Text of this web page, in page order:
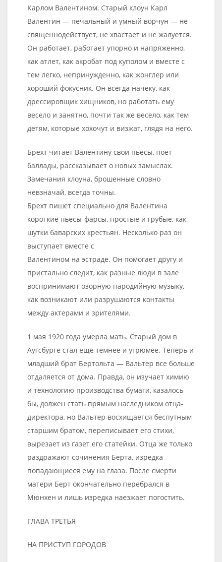
Карлом Валентином. Старый клоун Карл
Валентин — печальный и умный ворчун — не
священнодействует, не хвастает и не жалуется.
Он работает, работает упорно и напряженно,
как атлет, как акробат под куполом и вместе с
тем легко, непринужденно, как жонглер или
хороший фокусник. Он всегда начеку, как
дрессировщик хищников, но работать ему
весело и занятно, почти так же весело, как тем
детям, которые хохочут и визжат, глядя на него.
Брехт читает Валентину свои пьесы, поет
баллады, рассказывает о новых замыслах.
Замечания клоуна, брошенные словно
невзначай, всегда точны.
Брехт пишет специально для Валентина
короткие пьесы-фарсы, простые и грубые, как
шутки баварских крестьян. Несколько раз он
выступает вместе с
Валентином на эстраде. Он помогает другу и
пристально следит, как разные люди в зале
воспринимают озорную пародийную музыку,
как возникают или разрушаются контакты
между актерами и зрителями.
1 мая 1920 года умерла мать. Старый дом в
Аугсбурге стал еще темнее и угрюмее. Теперь и
младший брат Бертольта — Вальтер все больше
отдаляется от дома. Правда, он изучает химию
и технологию производства бумаги, казалось
бы, должен стать прямым наследником отца-
директора, но Вальтер восхищается беспутным
старшим братом, переписывает его стихи,
вырезает из газет его статейки. Отца же только
раздражают сочинения Берта, изредка
попадающиеся ему на глаза. После смерти
матери Берт окончательно перебрался в
Мюнхен и лишь изредка наезжает погостить.
ГЛАВА ТРЕТЬЯ
НА ПРИСТУП ГОРОДОВ